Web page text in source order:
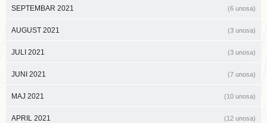
SEPTEMBAR 2021 (6 unosa)
AUGUST 2021 (3 unosa)
JULI 2021 (3 unosa)
JUNI 2021 (7 unosa)
MAJ 2021 (10 unosa)
APRIL 2021 (12 unosa)